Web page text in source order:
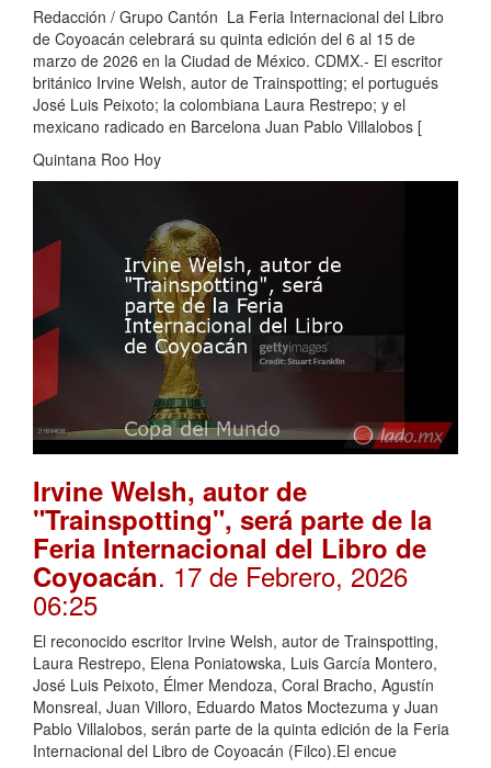
Redacción / Grupo Cantón La Feria Internacional del Libro
de Coyoacán celebrará su quinta edición del 6 al 15 de
marzo de 2026 en la Ciudad de México. CDMX.- El escritor
británico Irvine Welsh, autor de Trainspotting; el portugués
José Luis Peixoto; la colombiana Laura Restrepo; y el
mexicano radicado en Barcelona Juan Pablo Villalobos [
Quintana Roo Hoy
Irvine Welsh, autor de
"Trainspotting", será parte de la
Feria Internacional del Libro de
Coyoacán. 17 de Febrero, 2026
06:25
El reconocido escritor Irvine Welsh, autor de Trainspotting,
Laura Restrepo, Elena Poniatowska, Luis García Montero,
José Luis Peixoto, Élmer Mendoza, Coral Bracho, Agustín
Monsreal, Juan Villoro, Eduardo Matos Moctezuma y Juan
Pablo Villalobos, serán parte de la quinta edición de la Feria
Internacional del Libro de Coyoacán (Filco).El encue